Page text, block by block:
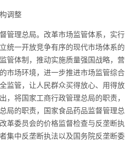
调整
管理总局。改革市场监管体系，实行
统一开放竞争有序的现代市场体系的
管体制，推动实施质量强国战略，营
市场环境，进一步推进市场监管综合
监管，让人民群众买得放心、用得放
，将国家工商行政管理总局的职责，
局的职责，国家食品药品监督管理总
革委员会的价格监督检查与反垄断执
集中反垄断执法以及国务院反垄断委